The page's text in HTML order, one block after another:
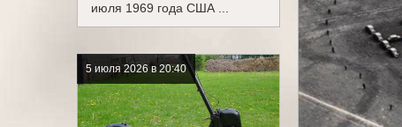
июля 1969 года США ...
5 июля 2026 в 20:40